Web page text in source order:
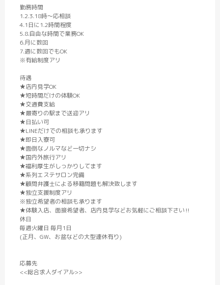
勤務時間
1.2.3.18時～応相談
4.1日に1.2時間程度
5.8.自由な時間で業務OK
6.月に数回
7.週に数回でもOK
※有給制度アリ
待遇
★店内見学OK
★短時間だけの体験OK
★交通費支給
★最寄りの駅まで送迎アリ
★日払い可
★LINEだけでの相談も承ります
★即日入寮可
★面倒なノルマなど一切ナシ
★国内外旅行アリ
★福利厚生がしっかりしてます
★系列エステサロン完備
★顧問弁護士による移籍問題も解決致します
★独立支援制度アリ
※独立希望者の相談も承ります
★体験入店、面接希望者、店内見学などお気軽にご相談下さい‼︎
休日
毎週火曜日 毎月1日
(正月、GW、お盆などの大型連休有り)
応募先
<<総合求人ダイアル>>